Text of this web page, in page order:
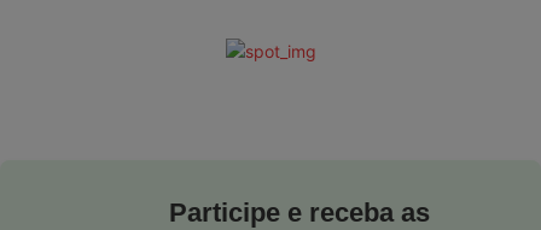
Participe e receba as